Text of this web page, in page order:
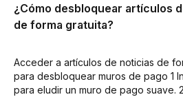
¿Cómo desbloquear artículos
de forma gratuita?
Acceder a artículos de noticias de
para desbloquear muros de pago 1
para eludir un muro de pago suave.